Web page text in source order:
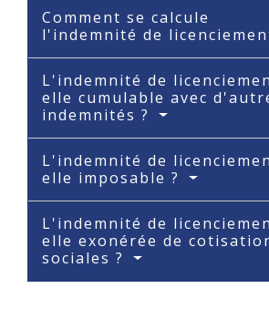
Comment se calcule
l'indemnité de
L'indemnité de
elle cumulable avec
indemnités ?
L'indemnité de
elle imposable ?
L'indemnité de
elle exonérée de
sociales ?